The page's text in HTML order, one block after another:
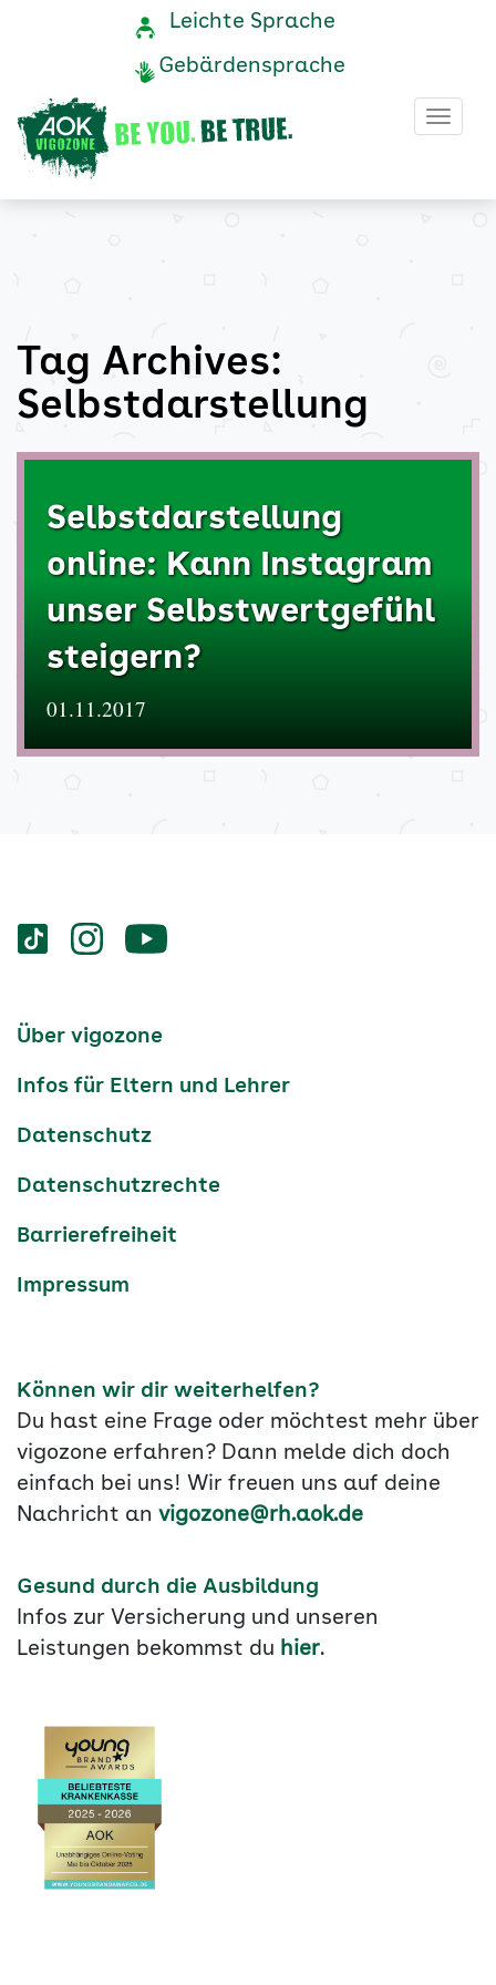
Selbstdarstellung
Archive
AOK
Vigozone
Navigation
Service-
Leichte Sprache
Gebärdensprache
Tag Archives:
Selbstdarstellung
Selbstdarstellung
online: Kann Instagram
unser Selbstwertgefühl
steigern?
01.11.2017
Services
Social-
vigozone.de
vigozone.devigozone.de
Services-
Über vigozone
Infos für Eltern und Lehrer
Datenschutz
Datenschutzrechte
Barrierefreiheit
Impressum
Können wir dir weiterhelfen?
Du hast eine Frage oder möchtest mehr über
vigozone erfahren? Dann melde dich doch
einfach bei uns! Wir freuen uns auf deine
Nachricht an vigozone@rh.aok.de
Gesund durch die Ausbildung
Infos zur Versicherung und unseren
Leistungen bekommst du hier.